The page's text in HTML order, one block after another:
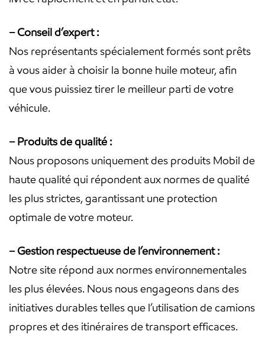
– Conseil d’expert :
Nos représentants spécialement formés sont prêts
à vous aider à choisir la bonne huile moteur, afin
que vous puissiez tirer le meilleur parti de votre
véhicule.
– Produits de qualité :
Nous proposons uniquement des produits Mobil de
haute qualité qui répondent aux normes de qualité
les plus strictes, garantissant une protection
optimale de votre moteur.
– Gestion respectueuse de l’environnement :
Notre site répond aux normes environnementales
les plus élevées. Nous nous engageons dans des
initiatives durables telles que l’utilisation de camions
propres et des itinéraires de transport efficaces.